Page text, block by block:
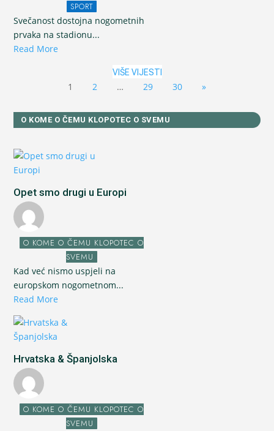
SPORT
Svečanost dostojna nogometnih
prvaka na stadionu...
Read More
VIŠE VIJESTI
1 2 … 29 30 »
O KOME O ČEMU KLOPOTEC O SVEMU
Opet smo drugi u Europi
O KOME O ČEMU KLOPOTEC O
SVEMU
Kad već nismo uspjeli na
europskom nogometnom...
Read More
Hrvatska & Španjolska
O KOME O ČEMU KLOPOTEC O
SVEMU